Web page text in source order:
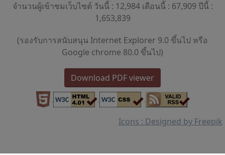
จำนวนผู้เข้าชมเว็บไซต์ วันนี้ : 12,984 เดือนนี้ : 67,909 ปีนี้ :
1,653,839
(รองรับการสนับสนุน Internet Explorer 9.0 ขึ้นไป หรือ
Google chrome 80.0 ขึ้นไป)
Download PDF viewer
Icons : Designed by Freepik